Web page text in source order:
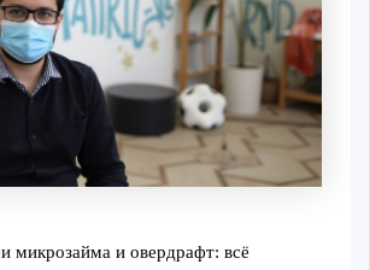
микрозайма и овердрафт: всё